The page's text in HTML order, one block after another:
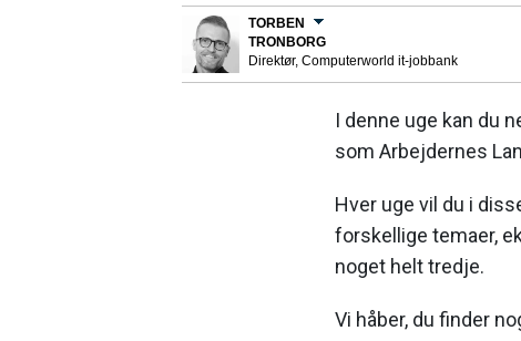
TORBEN
TRONBORG
Direktør, Computerworld it-jobbank
I denne uge kan du
som Arbejdernes
Hver uge vil du i
forskellige temaer,
noget helt tredje.
Vi håber, du finder